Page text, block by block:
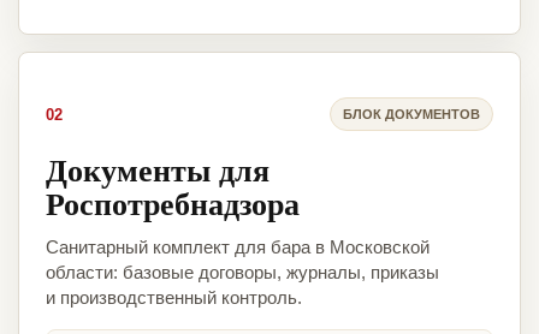
02 БЛОК ДОКУМЕНТОВ
Документы для
Роспотребнадзора
Санитарный комплект для бара в Московской
области: базовые договоры, журналы, приказы
и производственный контроль.